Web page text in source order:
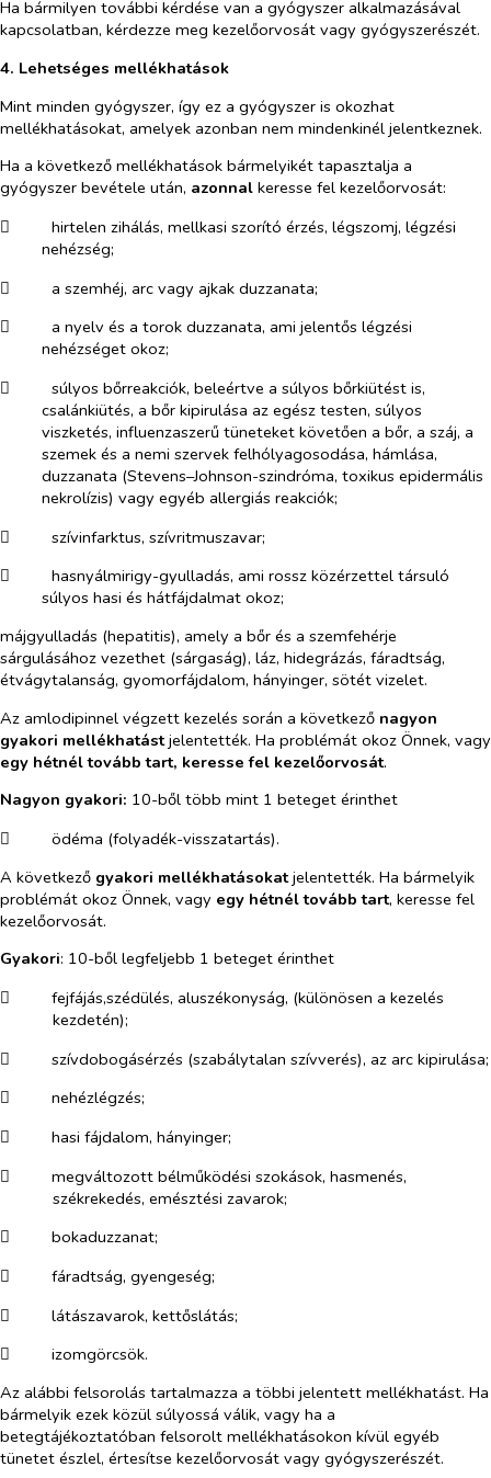
Ha bármilyen további kérdése van a gyógyszer alkalmazásával
kapcsolatban, kérdezze meg kezelőorvosát vagy gyógyszerészét.
4. Lehetséges mellékhatások
Mint minden gyógyszer, így ez a gyógyszer is okozhat
mellékhatásokat, amelyek azonban nem mindenkinél jelentkeznek.
Ha a következő mellékhatások bármelyikét tapasztalja a
gyógyszer bevétele után, azonnal keresse fel kezelőorvosát:
​
hirtelen zihálás, mellkasi szorító érzés, légszomj, légzési
nehézség;
​
a szemhéj, arc vagy ajkak duzzanata;
​
a nyelv és a torok duzzanata, ami jelentős légzési
nehézséget okoz;
​
súlyos bőrreakciók, beleértve a súlyos bőrkiütést is,
csalánkiütés, a bőr kipirulása az egész testen, súlyos
viszketés, influenzaszerű tüneteket követően a bőr, a száj, a
szemek és a nemi szervek felhólyagosodása, hámlása,
duzzanata (Stevens–Johnson-szindróma, toxikus epidermális
nekrolízis) vagy egyéb allergiás reakciók;
​
szívinfarktus, szívritmuszavar;
​
hasnyálmirigy-gyulladás, ami rossz közérzettel társuló
súlyos hasi és hátfájdalmat okoz;
májgyulladás (hepatitis), amely a bőr és a szemfehérje
sárgulásához vezethet (sárgaság), láz, hidegrázás, fáradtság,
étvágytalanság, gyomorfájdalom, hányinger, sötét vizelet.
Az amlodipinnel végzett kezelés során a következő nagyon
gyakori mellékhatástjelentették. Ha problémát okoz Önnek, vagy
egy hétnél tovább tart, keresse fel kezelőorvosát.
Nagyon gyakori: 10-ből több mint 1 beteget érinthet
​
ödéma (folyadék-visszatartás).
A következő gyakori mellékhatásokatjelentették. Ha bármelyik
problémát okoz Önnek, vagy egy hétnél tovább tart, keresse fel
kezelőorvosát.
Gyakori: 10-ből legfeljebb 1 beteget érinthet
​
fejfájás,szédülés, aluszékonyság, (különösen a kezelés
kezdetén);
​
szívdobogásérzés (szabálytalan szívverés), az arc kipirulása;
​
nehézlégzés;
​
hasi fájdalom, hányinger;
​
megváltozott bélműködési szokások, hasmenés,
székrekedés, emésztési zavarok;
​
bokaduzzanat;
​
fáradtság, gyengeség;
​
látászavarok, kettőslátás;
​
izomgörcsök.
Az alábbi felsorolás tartalmazza a többi jelentett mellékhatást. Ha
bármelyik ezek közül súlyossá válik, vagy ha a
betegtájékoztatóban felsorolt mellékhatásokon kívül egyéb
tünetet észlel, értesítse kezelőorvosát vagy gyógyszerészét.